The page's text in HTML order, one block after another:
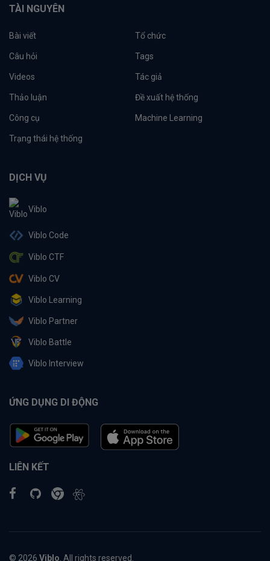
TÀI NGUYÊN
Bài viết Tổ chức
Câu hỏi Tags
Videos Tác giả
Thảo luận Đề xuất hệ thống
Công cụ Machine Learning
Trạng thái hệ thống
DỊCH VỤ
Viblo
Viblo Code
Viblo CTF
Viblo CV
Viblo Learning
Viblo Partner
Viblo Battle
Viblo Interview
ỨNG DỤNG DI ĐỘNG
LIÊN KẾT
© 2026 Viblo . All rights reserved.